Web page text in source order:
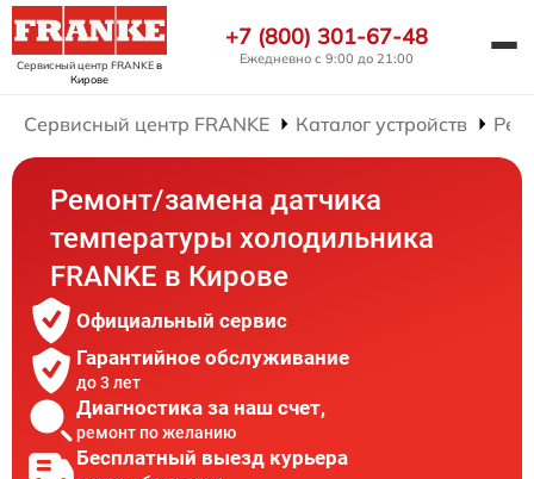
Сервисный центр FRANKEв
Кирове
+7 (800) 301-67-48
Ежедневно с 9:00 до 21:00
Сервисный центр FRANKE Каталог устройств
Ремонт/замена датчика
температуры холодильника
FRANKE в Кирове
Официальный сервис
Гарантийное обслуживание
до 3 лет
Диагностика за наш счет,
ремонт по желанию
Бесплатный выезд курьера